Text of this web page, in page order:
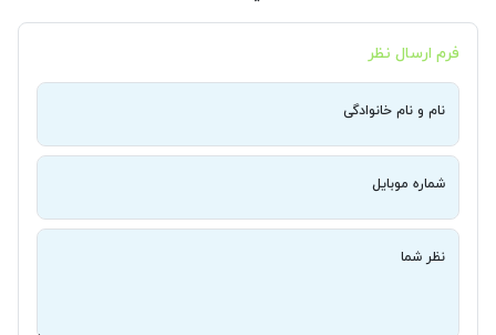
فرم ارسال نظر
نام و نام خانوادگی
شماره موبایل
نظر شما